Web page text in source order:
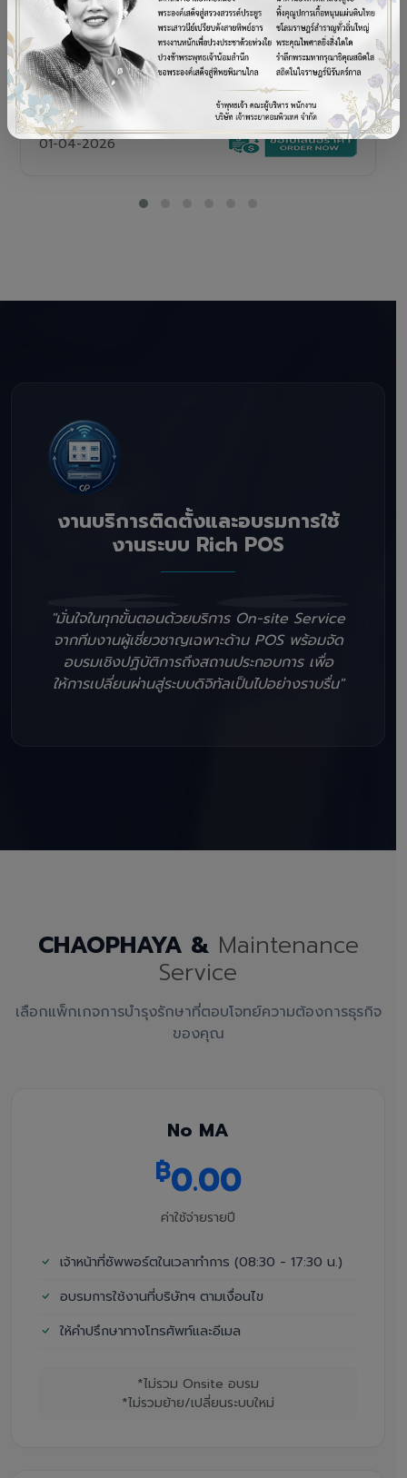
POS TERMINAL
SENOR V+5s
เครื่อง POS All-in-One Touch Screen ดีไซน์พรีเมียม
01-04-2026
งานบริการติดตั้งและอบรมการใช้
งานระบบ Rich POS
"มั่นใจในทุกขั้นตอนด้วยบริการ On-site Service
จากทีมงานผู้เชี่ยวชาญเฉพาะด้าน POS พร้อมจัด
อบรมเชิงปฏิบัติการถึงสถานประกอบการ เพื่อ
ให้การเปลี่ยนผ่านสู่ระบบดิจิทัลเป็นไปอย่างราบรื่น"
CHAOPHAYA & Maintenance
Service
เลือกแพ็กเกจการบำรุงรักษาที่ตอบโจทย์ความต้องการธุรกิจ
ของคุณ
No MA
฿0.00
ค่าใช้จ่ายรายปี
เจ้าหน้าที่ซัพพอร์ตในเวลาทำการ (08:30 - 17:30 น.)
อบรมการใช้งานที่บริษัทฯ ตามเงื่อนไข
ให้คำปรึกษาทางโทรศัพท์และอีเมล
*ไม่รวม Onsite อบรม
*ไม่รวมย้าย/เปลี่ยนระบบใหม่